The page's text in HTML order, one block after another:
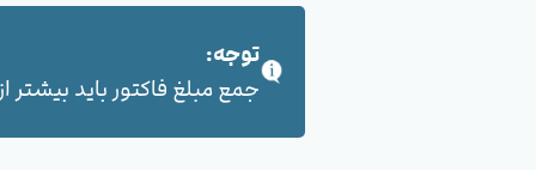
توجه:
جمع مبلغ فاکتور باید بیشتر از 100,000 هزار تومان